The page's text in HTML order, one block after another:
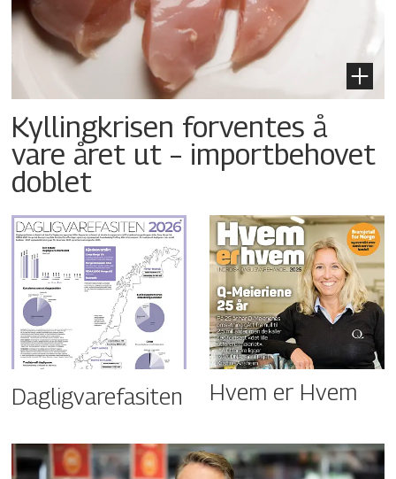
Kyllingkrisen forventes å
vare året ut – importbehovet
doblet
Dagligvarefasiten Hvem er Hvem